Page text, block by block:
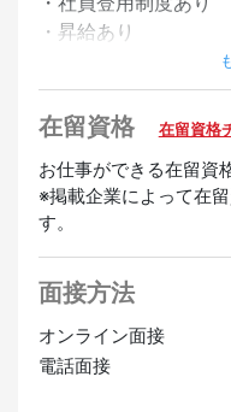
・昇給あり
・友達紹介手当あり
歓迎
日本語ビギナー歓迎
在留資格 在留資格
お仕事ができる在留資
※掲載企業によって在
す。
面接方法
オンライン面接
電話面接